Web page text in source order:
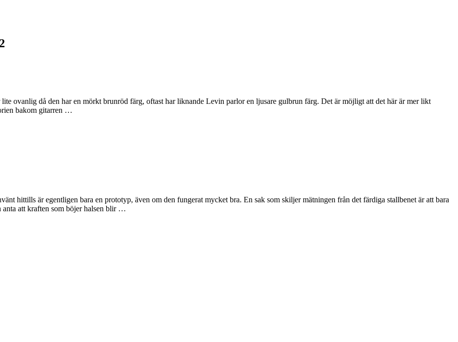
ovanlig då den har en mörkt brunröd färg, oftast har liknande Levin parlor en ljusare gulbrun färg. Det är möjligt att det här är mer likt
bakom gitarren …
hittills är egentligen bara en prototyp, även om den fungerat mycket bra. En sak som skiljer mätningen från det färdiga stallbenet är att bara
anta att kraften som böjer halsen blir …